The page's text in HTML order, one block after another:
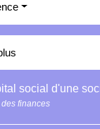
social d'une
finances